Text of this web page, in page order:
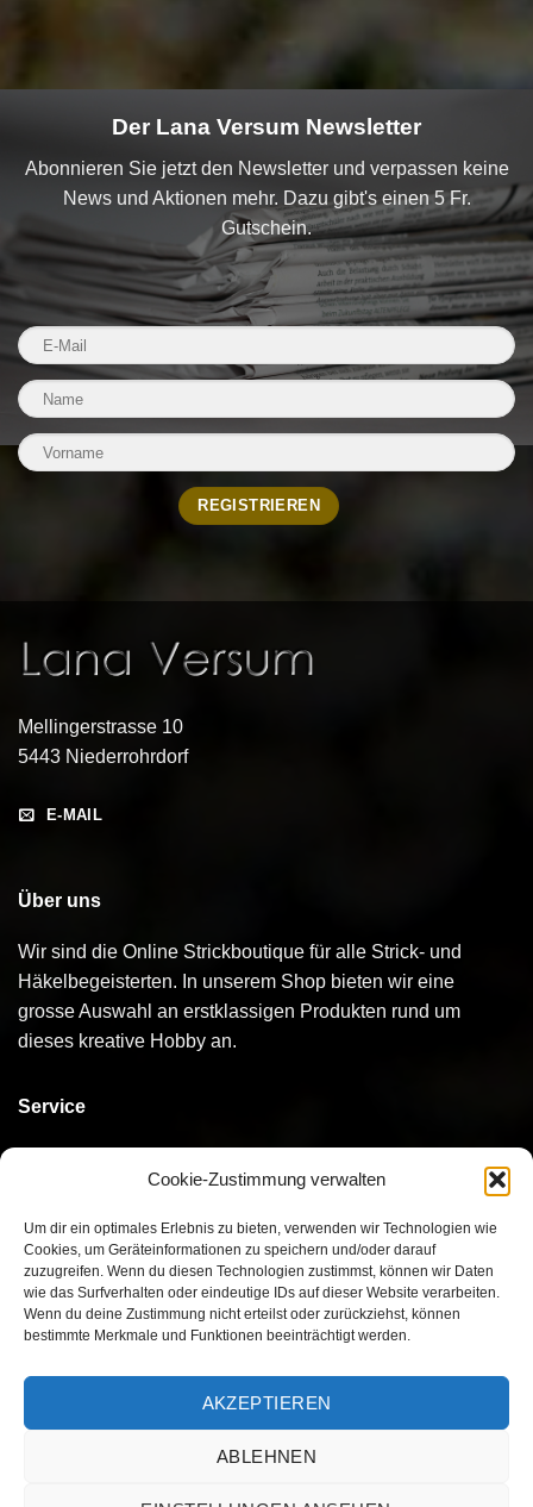
Cookie-Zustimmung verwalten
Um dir ein optimales Erlebnis zu bieten, verwenden wir Technologien wie
Cookies, um Geräteinformationen zu speichern und/oder darauf
zuzugreifen. Wenn du diesen Technologien zustimmst, können wir Daten
wie das Surfverhalten oder eindeutige IDs auf dieser Website verarbeiten.
Wenn du deine Zustimmung nicht erteilst oder zurückziehst, können
bestimmte Merkmale und Funktionen beeinträchtigt werden.
AKZEPTIEREN
ABLEHNEN
Der Lana Versum Newsletter
Abonnieren Sie jetzt den Newsletter und verpassen keine
News und Aktionen mehr. Dazu gibt's einen 5 Fr.
Gutschein.
Mellingerstrasse 10
5443 Niederrohrdorf
E-MAIL
Über uns
Wir sind die Online Strickboutique für alle Strick- und
Häkelbegeisterten. In unserem Shop bieten wir eine
grosse Auswahl an erstklassigen Produkten rund um
dieses kreative Hobby an.
Service
Bezahlen
Versand